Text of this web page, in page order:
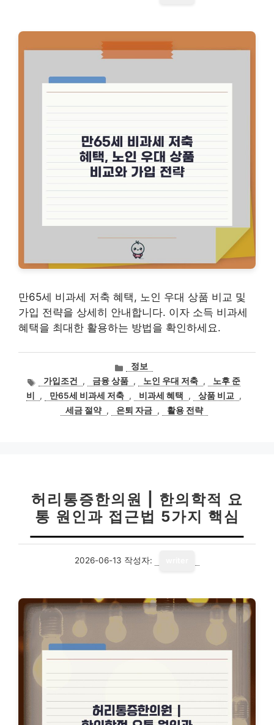
만65세 비과세 저축 혜택, 노인 우대 상품 비교 및
가입 전략을 상세히 안내합니다. 이자 소득 비과세
혜택을 최대한 활용하는 방법을 확인하세요.
카
테
고
리
정보
태가입조건 , 금융 상품 , 노인 우대 저축 ,
노후 준
비
, 만65세 비과세 저축 , 비과세 혜택 , 상품 비교
,
세금 절약 , 은퇴 자금 , 활용 전략
허리통증한의원 | 한의학적 요
통 원인과 접근법 5가지 핵심
2026-06-13 작성자: